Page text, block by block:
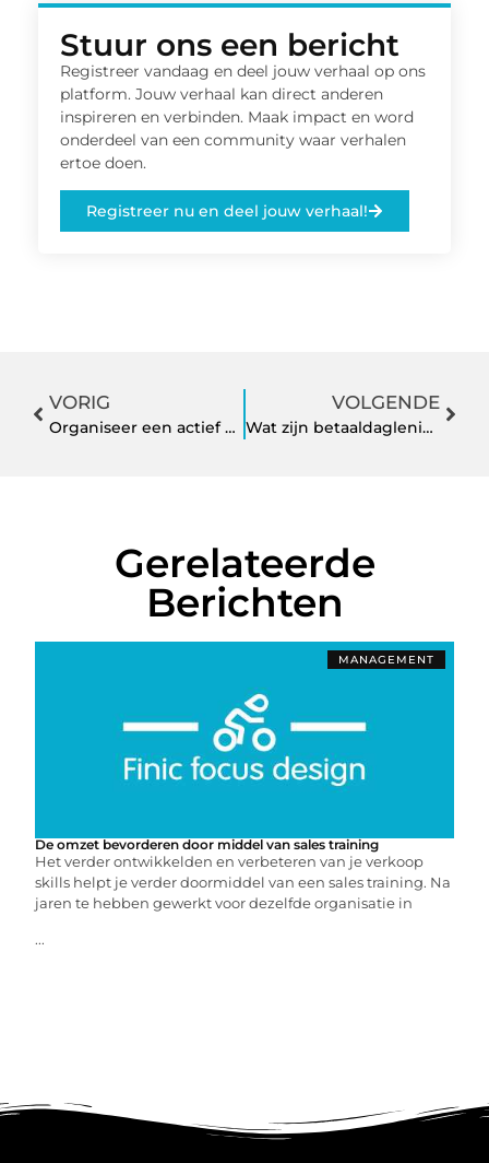
Stuur ons een bericht
Registreer vandaag en deel jouw verhaal op ons
platform. Jouw verhaal kan direct anderen
inspireren en verbinden. Maak impact en word
onderdeel van een community waar verhalen
ertoe doen.
Registreer nu en deel jouw verhaal!
VORIG
Organiseer een actief bedrijfsuitje bij dit amusementscentrum
VOLGENDE
Wat zijn betaaldagleningen?
Gerelateerde
Berichten
MANAGEMENT
De omzet bevorderen door middel van sales training
Het verder ontwikkelden en verbeteren van je verkoop
skills helpt je verder doormiddel van een sales training. Na
jaren te hebben gewerkt voor dezelfde organisatie in
...